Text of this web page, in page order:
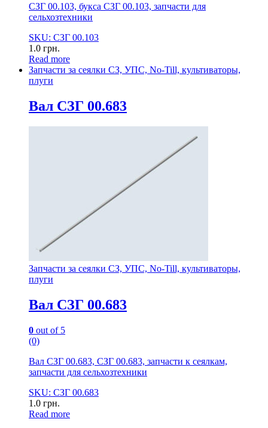
СЗГ 00.103, букса СЗГ 00.103, запчасти для
сельхозтехники
SKU: СЗГ 00.103
1.0 грн.
Read more
Запчасти за сеялки СЗ, УПС, No-Till, культиваторы,
плуги
Вал СЗГ 00.683
Запчасти за сеялки СЗ, УПС, No-Till, культиваторы,
плуги
Вал СЗГ 00.683
0 out of 5
(0)
Вал СЗГ 00.683, СЗГ 00.683, запчасти к сеялкам,
запчасти для сельхозтехники
SKU: СЗГ 00.683
1.0 грн.
Read more